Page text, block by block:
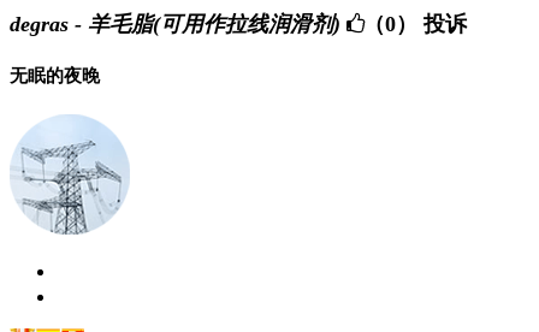
degras - 羊毛脂(可用作拉线润滑剂) （0） 投诉
无眠的夜晚